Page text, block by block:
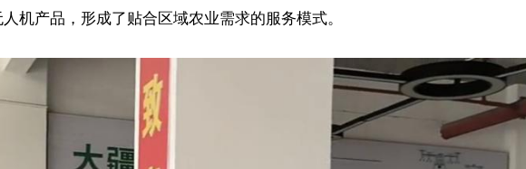
机产品，形成了贴合区域农业需求的服务模式。